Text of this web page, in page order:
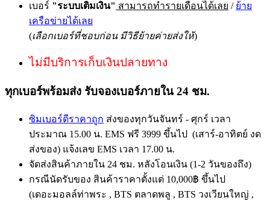
เบอร์ "ระบบเติมเงิน" สามารถทำรายเดือนได้เลย / ย้าย
เครือข่ายได้เลย
(เลือกเบอร์ที่ชอบก่อน มีวิธีย้ายค่ายส่งให้)
ไม่มีบริการเก็บเงินปลายทาง
ทุกเบอร์พร้อมส่ง รับจองเบอร์ภายใน 24 ชม.
ซิมเบอร์ดีราคาถูก ส่งของทุกวันจันทร์ - ศุกร์ เวลา
ประมาณ 15.00 น. EMS ฟรี 3999 ขึ้นไป (เสาร์-อาทิตย์ งด
ส่งของ) แจ้งเลข EMS เวลา 17.00 น.
จัดส่งสินค้าภายใน 24 ชม. หลังโอนเงิน (1-2 วันของถึง)
กรณีนัดรับของ สินค้าราคาตั้งแต่ 10,000฿ ขึ้นไป
(เดอะมอลล์ท่าพระ , BTS ตลาดพลู , BTS วงเวียนใหญ่ ,